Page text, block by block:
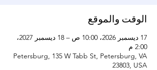
الوقت والموقع
17 ديسمبر 2026، 10:00 ص – 18 ديسمبر 2027،
2:00 م
Petersburg, 135 W Tabb St, Petersburg, VA
23803, USA